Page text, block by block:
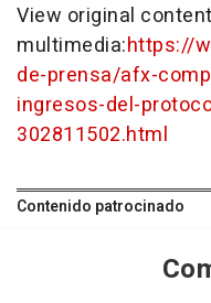
View original
multimedia:https://
de-prensa/afx-
ingresos-del-
302811502.html
Contenido patrocinado